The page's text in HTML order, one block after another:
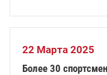
22 Марта 2025
Более 30